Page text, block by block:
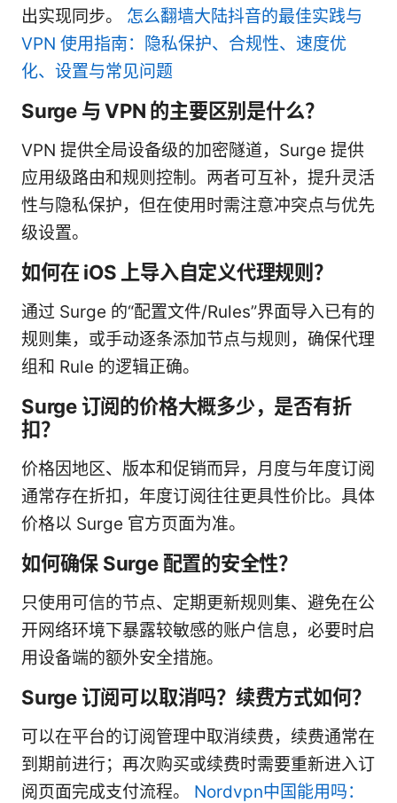
出实现同步。 怎么翻墙大陆抖音的最佳实践与
VPN 使用指南：隐私保护、合规性、速度优
化、设置与常见问题
Surge 与 VPN 的主要区别是什么？
VPN 提供全局设备级的加密隧道，Surge 提供
应用级路由和规则控制。两者可互补，提升灵活
性与隐私保护，但在使用时需注意冲突点与优先
级设置。
如何在 iOS 上导入自定义代理规则？
通过 Surge 的“配置文件/Rules”界面导入已有的
规则集，或手动逐条添加节点与规则，确保代理
组和 Rule 的逻辑正确。
Surge 订阅的价格大概多少，是否有折
扣？
价格因地区、版本和促销而异，月度与年度订阅
通常存在折扣，年度订阅往往更具性价比。具体
价格以 Surge 官方页面为准。
如何确保 Surge 配置的安全性？
只使用可信的节点、定期更新规则集、避免在公
开网络环境下暴露较敏感的账户信息，必要时启
用设备端的额外安全措施。
Surge 订阅可以取消吗？续费方式如何？
可以在平台的订阅管理中取消续费，续费通常在
到期前进行；再次购买或续费时需要重新进入订
阅页面完成支付流程。 Nordvpn中国能用吗：